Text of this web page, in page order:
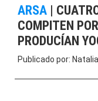
ARSA |
COMPITEN
PRODUCÍAN
Publicado por: